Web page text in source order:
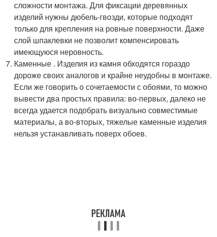
сложности монтажа. Для фиксации деревянных
изделий нужны дюбель-гвозди, которые подходят
только для крепления на ровные поверхности. Даже
слой шпаклевки не позволит компенсировать
имеющуюся неровность.
Каменные . Изделия из камня обходятся гораздо
дороже своих аналогов и крайне неудобны в монтаже.
Если же говорить о сочетаемости с обоями, то можно
вывести два простых правила: во-первых, далеко не
всегда удается подобрать визуально совместимые
материалы, а во-вторых, тяжелые каменные изделия
нельзя устанавливать поверх обоев.